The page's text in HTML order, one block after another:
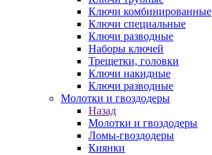
Ключи комбинированные
Ключи специальные
Ключи разводные
Наборы ключей
Трещетки, головки
Ключи накидные
Ключи разводные
Молотки и гвоздодеры
Назад
Молотки и гвоздодеры
Ломы-гвоздодеры
Киянки